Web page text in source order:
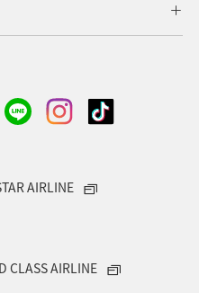
AIRLINE
CLASS AIRLINE